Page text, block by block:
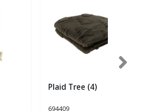
Plaid Tree (4)
694409